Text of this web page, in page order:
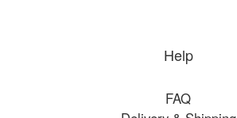
Help
FAQ